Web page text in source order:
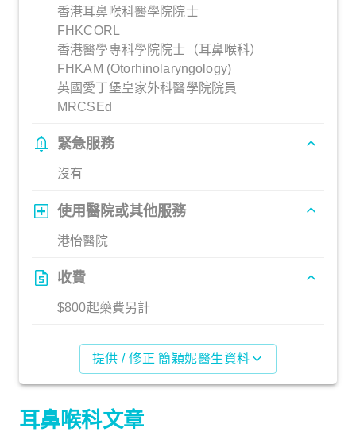
香港耳鼻喉科醫學院院士
FHKCORL
香港醫學專科學院院士（耳鼻喉科）
FHKAM (Otorhinolaryngology)
英國愛丁堡皇家外科醫學院院員
MRCSEd
緊急服務
沒有
使用醫院或其他服務
港怡醫院
收費
$800起藥費另計
提供 / 修正 簡穎妮醫生資料
耳鼻喉科文章